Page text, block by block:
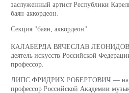
заслуженный артист Республики
баян-аккордеон.
Секция "баян, аккордеон"
КАЛАБЕРДА ВЯЧЕСЛАВ
деятель искусств Российской
профессор.
ЛИПС ФРИДРИХ РОБЕРТОВИЧ —
профессор Российской Академии